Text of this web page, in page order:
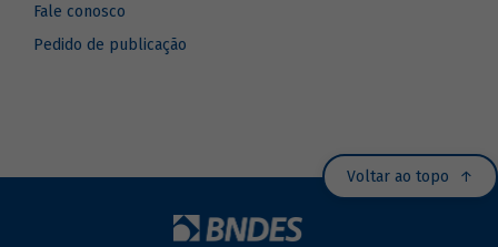
Fale conosco
Pedido de publicação
Voltar ao topo